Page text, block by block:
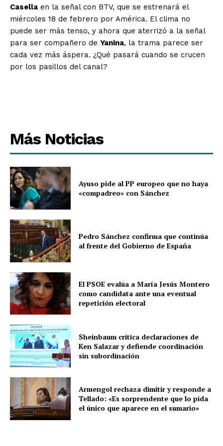
Casella en la señal con BTV, que se estrenará el
miércoles 18 de febrero por América. El clima no
puede ser más tenso, y ahora que aterrizó a la señal
para ser compañero de Yanina, la trama parece ser
cada vez más áspera. ¿Qué pasará cuando se crucen
por los pasillos del canal?
Más Noticias
Ayuso pide al PP europeo que no haya
«compadreo» con Sánchez
Pedro Sánchez confirma que continúa
al frente del Gobierno de España
El PSOE evalúa a María Jesús Montero
como candidata ante una eventual
repetición electoral
Sheinbaum critica declaraciones de
Ken Salazar y defiende coordinación
sin subordinación
Armengol rechaza dimitir y responde a
Tellado: «Es sorprendente que lo pida
el único que aparece en el sumario»